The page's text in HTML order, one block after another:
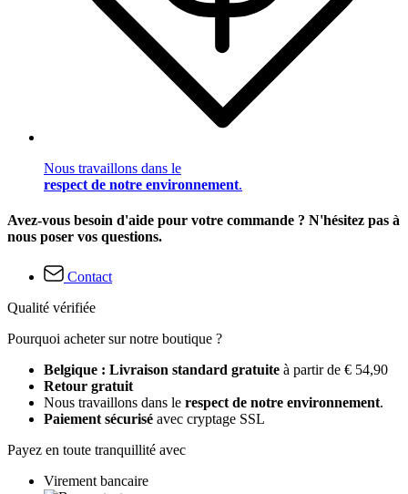
Nous travaillons dans le
respect de notre environnement.
Avez-vous besoin d'aide pour votre commande ? N'hésitez pas à
nous poser vos questions.
Contact
Qualité vérifiée
Pourquoi acheter sur notre boutique ?
Belgique : Livraison standard gratuite à partir de € 54,90
Retour gratuit
Nous travaillons dans le respect de notre environnement.
Paiement sécurisé avec cryptage SSL
Payez en toute tranquillité avec
Virement bancaire